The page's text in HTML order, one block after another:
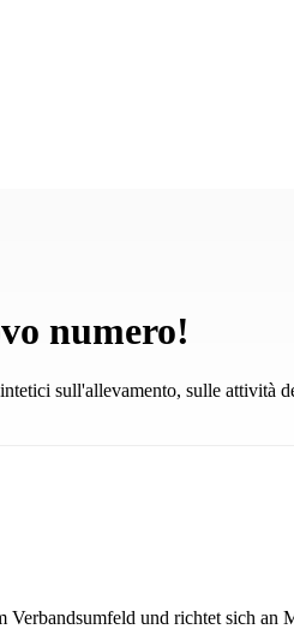
numero!
sull'allevamento, sulle attività
und richtet sich